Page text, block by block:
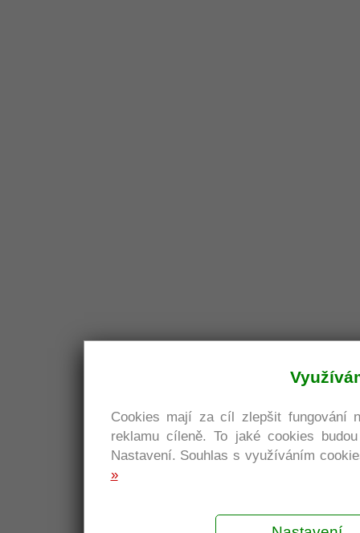
Cookies mají za cíl zlepšit fungování
reklamu cíleně. To jaké cookies
Nastavení. Souhlas s využíváním
»